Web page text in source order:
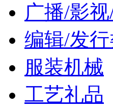
广播/影
编辑/发
服装机械
工艺礼品